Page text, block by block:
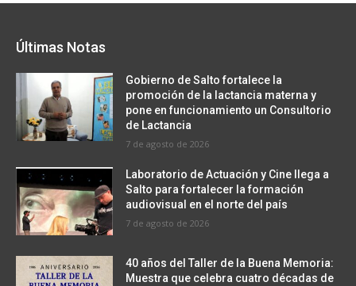
Últimas Notas
Gobierno de Salto fortalece la
promoción de la lactancia materna y
pone en funcionamiento un Consultorio
de Lactancia
7 de agosto de 2026
Laboratorio de Actuación y Cine llega a
Salto para fortalecer la formación
audiovisual en el norte del país
7 de agosto de 2026
40 años del Taller de la Buena Memoria:
Muestra que celebra cuatro décadas de